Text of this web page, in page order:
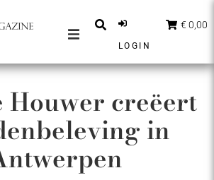
PARTNERS
LOGIN
€ 0,00
Houwer creëert
in